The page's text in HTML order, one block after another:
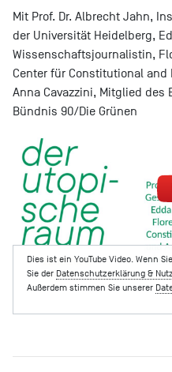
Mit Prof. Dr. Albrecht Jahn,
der Universität Heidelberg,
Wissenschaftsjournalistin,
Center für Constitutional and
Anna Cavazzini, Mitglied
Bündnis 90/Die Grünen
Dies ist ein YouTube Video. Wenn
Sie der Datenschutzerklärung &
Außerdem stimmen Sie unserer